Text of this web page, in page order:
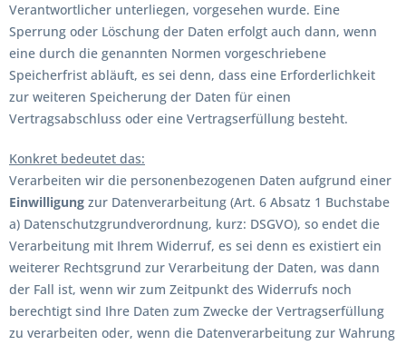
Verantwortlicher unterliegen, vorgesehen wurde. Eine
Sperrung oder Löschung der Daten erfolgt auch dann, wenn
eine durch die genannten Normen vorgeschriebene
Speicherfrist abläuft, es sei denn, dass eine Erforderlichkeit
zur weiteren Speicherung der Daten für einen
Vertragsabschluss oder eine Vertragserfüllung besteht.
Konkret bedeutet das:
Verarbeiten wir die personenbezogenen Daten aufgrund einer
Einwilligung zur Datenverarbeitung (Art. 6 Absatz 1 Buchstabe
a) Datenschutzgrundverordnung, kurz: DSGVO), so endet die
Verarbeitung mit Ihrem Widerruf, es sei denn es existiert ein
weiterer Rechtsgrund zur Verarbeitung der Daten, was dann
der Fall ist, wenn wir zum Zeitpunkt des Widerrufs noch
berechtigt sind Ihre Daten zum Zwecke der Vertragserfüllung
zu verarbeiten oder, wenn die Datenverarbeitung zur Wahrung